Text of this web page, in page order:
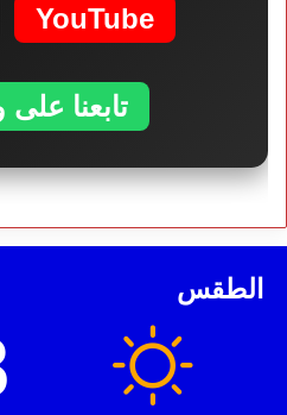
YouTube
تابعنا
الطقس